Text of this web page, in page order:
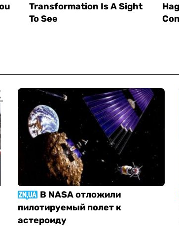
В NASA отложили
пилотируемый полет к
астероиду